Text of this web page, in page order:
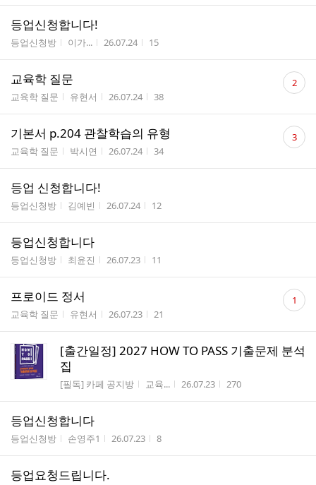
등업신청합니다!
게시판명
등업신청방 작성자
이가... 작성시간
26.07.24 조회수
15
교육학 질문
게시판명
교육학 질문 작성자
유현서 작성시간
26.07.24 조회수
38
댓
글 2
기본서 p.204 관찰학습의 유형
게시판명
교육학 질문 작성자
박시연 작성시간
26.07.24 조회수
34
댓
글 3
등업 신청합니다!
게시판명
등업신청방 작성자
김예빈 작성시간
26.07.24 조회수
12
등업신청합니다
게시판명
등업신청방 작성자
최윤진 작성시간
26.07.23 조회수
11
프로이드 정서
게시판명
교육학 질문 작성자
유현서 작성시간
26.07.23 조회수
21
댓
글 1
[출간일정] 2027 HOW TO PASS 기출문제 분석
집
게시판명
[필독] 카페 공지방 작성자
교육... 작성시간
26.07.23 조회수
270
등업신청합니다
게시판명
등업신청방 작성자
손영주1 작성시간
26.07.23 조회수
8
등업요청드립니다.